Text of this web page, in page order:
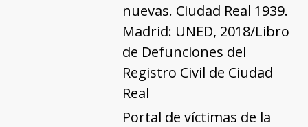
nuevas. Ciudad Real 1939.
Madrid: UNED, 2018/Libro
de Defunciones del
Registro Civil de Ciudad
Real
Portal de víctimas de la